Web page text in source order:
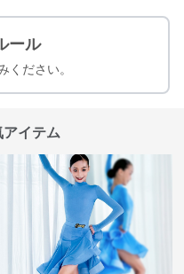
ール
ください。
イテム